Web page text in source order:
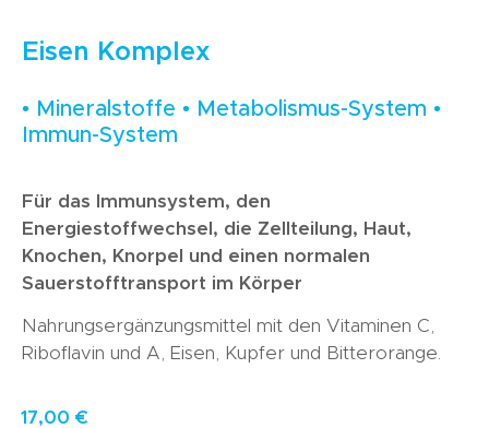
Eisen Komplex
• Mineralstoffe • Metabolismus-System •
Immun-System
Für das Immunsystem, den
Energiestoffwechsel, die Zellteilung, Haut,
Knochen, Knorpel und einen normalen
Sauerstofftransport im Körper
Nahrungsergänzungsmittel mit den Vitaminen C,
Riboflavin und A, Eisen, Kupfer und Bitterorange.
17,00 €